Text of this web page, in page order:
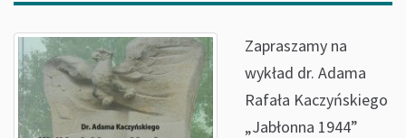
Zapraszamy na
wykład dr. Adama
Rafała Kaczyńskiego
„Jabłonna 1944”